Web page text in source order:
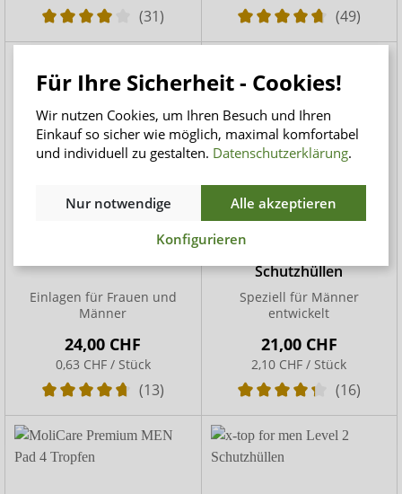
(31) (49)
Einlagen für Frauen und
Männer
24,00 CHF
0,63 CHF / Stück
(13)
Schutzhüllen
Speziell für Männer
entwickelt
21,00 CHF
2,10 CHF / Stück
(16)
Für Ihre Sicherheit - Cookies!
Wir nutzen Cookies, um Ihren Besuch und Ihren
Einkauf so sicher wie möglich, maximal komfortabel
und individuell zu gestalten. Datenschutzerklärung.
Nur notwendige
Alle akzeptieren
Konfigurieren